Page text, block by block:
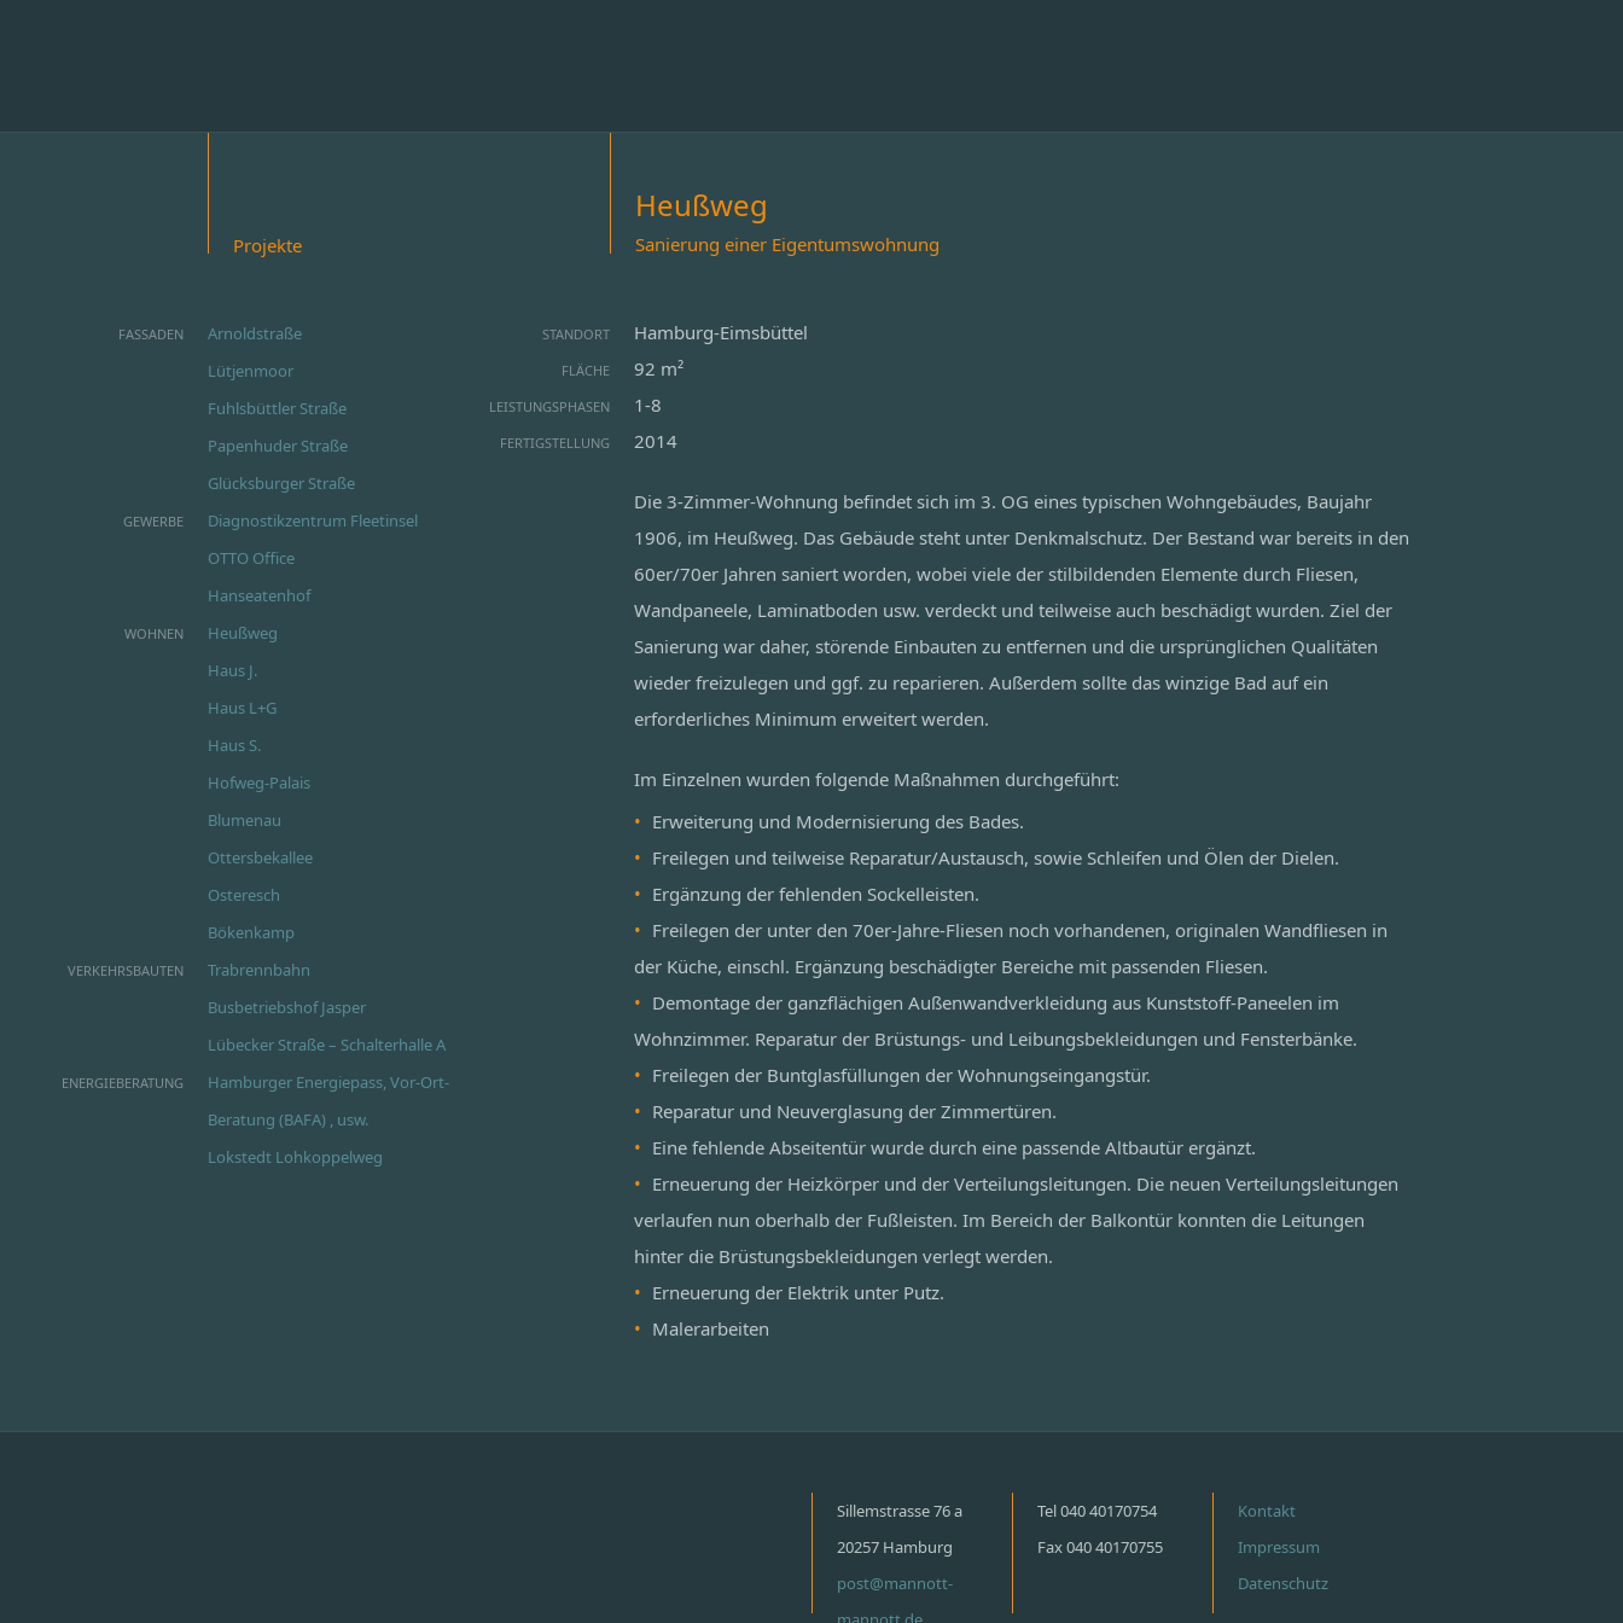
Projekte
FASSADEN
Arnoldstraße
Lütjenmoor
Fuhlsbüttler Straße
Papenhuder Straße
Glücksburger Straße
GEWERBE
Diagnostikzentrum Fleetinsel
OTTO Office
Hanseatenhof
WOHNEN
Heußweg
Haus J.
Haus L+G
Haus S.
Hofweg-Palais
Blumenau
Ottersbekallee
Osteresch
Bökenkamp
VERKEHRSBAUTEN
Trabrennbahn
Busbetriebshof Jasper
Lübecker Straße – Schalterhalle A
ENERGIEBERATUNG
Hamburger Energiepass, Vor-Ort-
Beratung (BAFA) , usw.
Lokstedt Lohkoppelweg
Heußweg
Sanierung einer Eigentumswohnung
STANDORT Hamburg-Eimsbüttel
FLÄCHE 92 m²
LEISTUNGSPHASEN 1-8
FERTIGSTELLUNG 2014
Die 3-Zimmer-Wohnung befindet sich im 3. OG eines typischen Wohngebäudes, Baujahr
1906, im Heußweg. Das Gebäude steht unter Denkmalschutz. Der Bestand war bereits in den
60er/70er Jahren saniert worden, wobei viele der stilbildenden Elemente durch Fliesen,
Wandpaneele, Laminatboden usw. verdeckt und teilweise auch beschädigt wurden. Ziel der
Sanierung war daher, störende Einbauten zu entfernen und die ursprünglichen Qualitäten
wieder freizulegen und ggf. zu reparieren. Außerdem sollte das winzige Bad auf ein
erforderliches Minimum erweitert werden.
Im Einzelnen wurden folgende Maßnahmen durchgeführt:
Erweiterung und Modernisierung des Bades.
Freilegen und teilweise Reparatur/Austausch, sowie Schleifen und Ölen der Dielen.
Ergänzung der fehlenden Sockelleisten.
Freilegen der unter den 70er-Jahre-Fliesen noch vorhandenen, originalen Wandfliesen in
der Küche, einschl. Ergänzung beschädigter Bereiche mit passenden Fliesen.
Demontage der ganzflächigen Außenwandverkleidung aus Kunststoff-Paneelen im
Wohnzimmer. Reparatur der Brüstungs- und Leibungsbekleidungen und Fensterbänke.
Freilegen der Buntglasfüllungen der Wohnungseingangstür.
Reparatur und Neuverglasung der Zimmertüren.
Eine fehlende Abseitentür wurde durch eine passende Altbautür ergänzt.
Erneuerung der Heizkörper und der Verteilungsleitungen. Die neuen Verteilungsleitungen
verlaufen nun oberhalb der Fußleisten. Im Bereich der Balkontür konnten die Leitungen
hinter die Brüstungsbekleidungen verlegt werden.
Erneuerung der Elektrik unter Putz.
Malerarbeiten
Sillemstrasse 76 a
20257 Hamburg
post@mannott-
Tel 040 40170754
Fax 040 40170755
Kontakt
Impressum
Datenschutz